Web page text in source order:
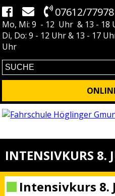
07612/77978
Mo, Mi: 9 - 12 Uhr & 13 - 18
Di, Do: 9 - 12 Uhr & 13 - 17
Uhr
INTENSIVKURS 8.
Intensivkurs 8.